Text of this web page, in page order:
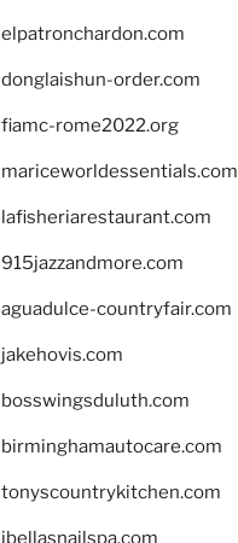
elpatronchardon.com
donglaishun-order.com
fiamc-rome2022.org
mariceworldessentials.com
lafisheriarestaurant.com
915jazzandmore.com
aguadulce-countryfair.com
jakehovis.com
bosswingsduluth.com
birminghamautocare.com
tonyscountrykitchen.com
jbellasnailspa.com